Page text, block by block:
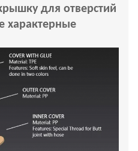
для отверстий
характерные